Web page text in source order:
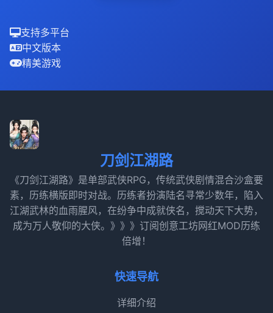
支持多平台
中文版本
精美游戏
刀剑江湖路
《刀剑江湖路》是单部武侠RPG，传统武侠剧情混合沙盒要
素，历练横版即时对战。历练者扮演陆名寻常少数年，陷入
江湖武林的血雨腥风，在纷争中成就侠名，搅动天下大势，
成为万人敬仰的大侠。》》》订阅创意工坊网红MOD历练
倍增！
快速导航
详细介绍